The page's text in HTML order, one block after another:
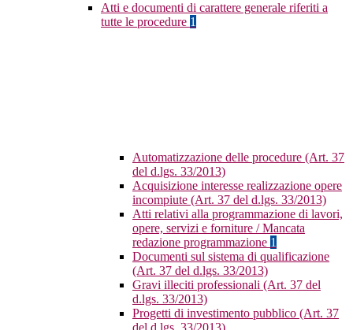
Atti e documenti di carattere generale riferiti a
tutte le procedure 1
Automatizzazione delle procedure (Art. 37
del d.lgs. 33/2013)
Acquisizione interesse realizzazione opere
incompiute (Art. 37 del d.lgs. 33/2013)
Atti relativi alla programmazione di lavori,
opere, servizi e forniture / Mancata
redazione programmazione 1
Documenti sul sistema di qualificazione
(Art. 37 del d.lgs. 33/2013)
Gravi illeciti professionali (Art. 37 del
d.lgs. 33/2013)
Progetti di investimento pubblico (Art. 37